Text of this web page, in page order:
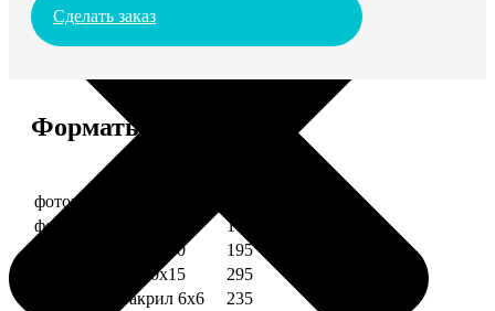
Сделать заказ
Форматы и цены
Услуга
фотомагниты 6х6
фотомагнит 7х10
175
фотомагниты 10х10
195
фотомагниты 10х15
295
фотомагнит акрил 6х6
235